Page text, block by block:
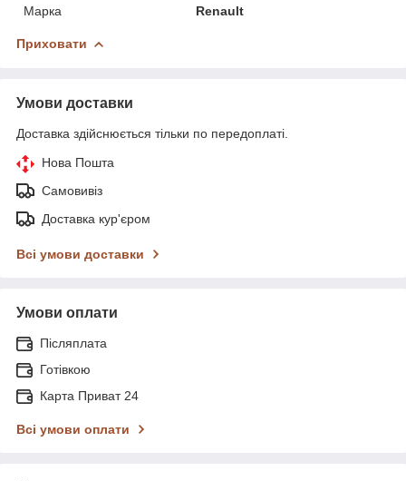
Марка
Renault
Приховати
Умови доставки
Доставка здійснюється тільки по передоплаті.
Нова Пошта
Самовивіз
Доставка кур'єром
Всі умови доставки
Умови оплати
Післяплата
Готівкою
Карта Приват 24
Всі умови оплати